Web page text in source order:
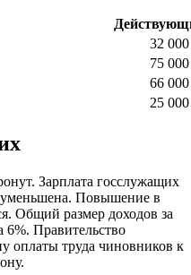
32
75
66
25
Зарплата госслужащих
уменьшена. Повышение в
Общий размер доходов за
6%. Правительство
оплаты труда чиновников к